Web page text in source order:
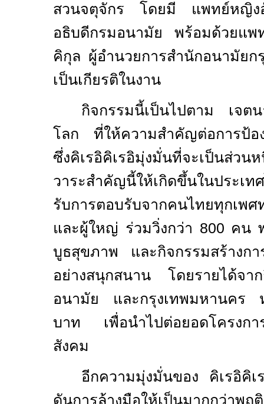
สวนจตุจักร โดยมี แพทย์หญิง
อธิบดีกรมอนามัย พร้อมด้วยแ
คิกุล ผู้อำนวยการสำนักอนามัยก
เป็นเกียรติในงาน
กิจกรรมนี้เป็นไปตาม เจต
โลก ที่ให้ความสำคัญต่อการป้อ
ซึ่งคิเรอิคิเรอิมุ่งมั่นที่จะเป็นส่วน
วาระสำคัญนี้ให้เกิดขึ้นในประเท
รับการตอบรับจากคนไทยทุกเพ
และผู้ใหญ่ ร่วมวิ่งกว่า 800 คน
บูธสุขภาพ และกิจกรรมสร้างกา
อย่างสนุกสนาน โดยรายได้จา
อนามัย และกรุงเทพมหานคร
บาท เพื่อนำไปต่อยอดโครงกา
สังคม
อีกความมุ่งมั่นของ คิเรอิคิ
ดันการล้างมือให้เป็นมากกว่าพฤ